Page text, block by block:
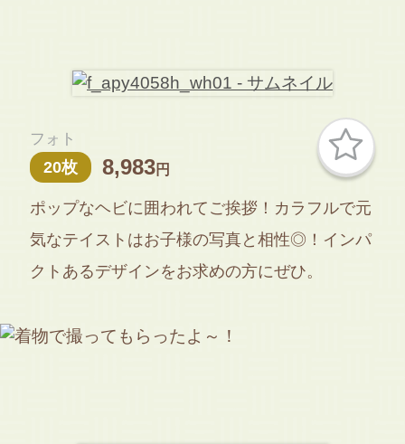
フォト
20枚 8,983円
ポップなヘビに囲われてご挨拶！カラフルで元
気なテイストはお子様の写真と相性◎！インパ
クトあるデザインをお求めの方にぜひ。